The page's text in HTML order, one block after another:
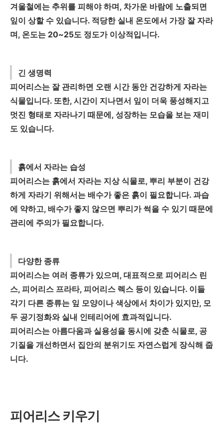
겨울철에는 추위를 피해야 하며, 차가운 바람에 노출되면
잎이 상할 수 있습니다. 적당한 실내 온도에서 가장 잘 자라
며, 온도는 20~25도 정도가 이상적입니다.
긴 생명력
피어리스는 잘 관리하면 오랜 시간 동안 건강하게 자라는
식물입니다. 또한, 시간이 지나면서 잎이 더욱 풍성해지고
멋진 형태로 자라나기 때문에, 성장하는 모습을 보는 재미
도 있습니다.
흙에서 자라는 습성
피어리스는 흙에서 자라는 지상 식물로, 뿌리 부분이 건강
하게 자라기 위해서는 배수가 좋은 흙이 필요합니다. 과습
에 약하고, 배수가 좋지 않으면 뿌리가 썩을 수 있기 때문에
관리에 주의가 필요합니다.
다양한 종류
피어리스는 여러 종류가 있으며, 대표적으로 피어리스 린
스, 피어리스 프라타, 피어리스 렉스 등이 있습니다. 이들
각기 다른 종류는 잎 모양이나 색상에서 차이가 있지만, 모
두 공기정화와 실내 인테리어에 효과적입니다.
피어리스는 아름다움과 실용성을 동시에 갖춘 식물로, 공
기질을 개선하면서 집안의 분위기도 자연스럽게 장식해 줍
니다.
피어리스 키우기